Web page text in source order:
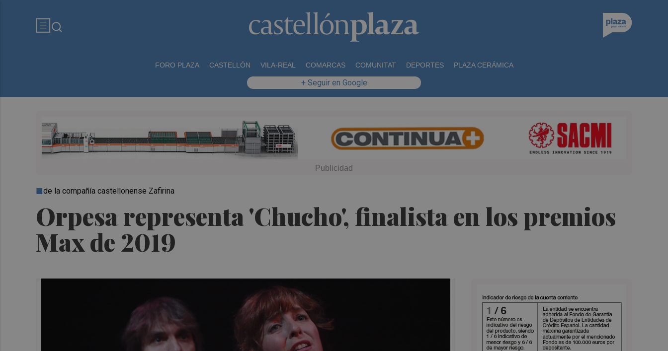
FORO PLAZA CASTELLÓN VILA-REAL COMARCAS COMUNITAT DEPORTES PLAZA CERÁMICA
+ Seguir en Google
Orpesa representa 'Chucho', finalista en los premios
Max de 2019
de la compañía castellonense Zafirina